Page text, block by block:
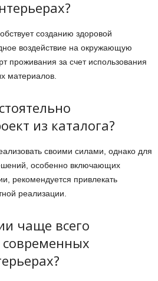
созданию здоровой
воздействие на окружающую
проживания за счет использования
материалов.
из каталога?
своими силами, однако для
особенно включающих
рекомендуется привлекать
реализации.
чаще всего
современных